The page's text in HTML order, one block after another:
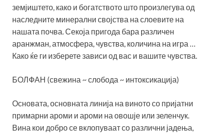
земјиштето, како и богатството што произлегува од
наследните минерални својства на слоевите на
нашата почва. Секоја пригода бара различен
аранжман, атмосфера, чувства, количина на игра …
Како ќе ги изберете зависи од вас и вашите чувства.
БОЛФАН (свежина ~ слобода ~ интоксикација)
Основата, основната линија на виното со пријатни
примарни ароми и ароми на овошје или зеленчук.
Вина кои добро се вклопуваат со различни јадења,